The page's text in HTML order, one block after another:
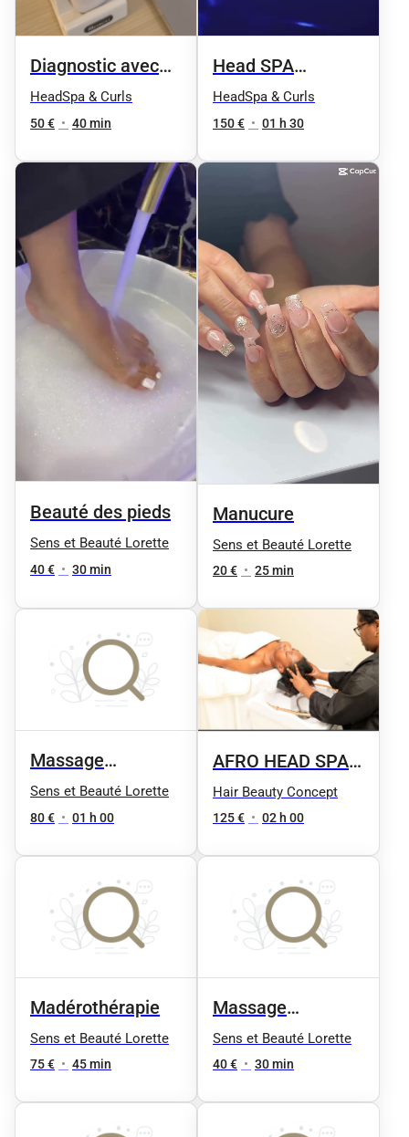
Diagnostic avec
caméra
(prévention,
HeadSpa & Curls
50 € • 40 min
Head SPA
HOMME soin
complet
HeadSpa & Curls
150 € • 01 h 30
Beauté des pieds
Sens et Beauté Lorette
40 € • 30 min
Manucure
Sens et Beauté Lorette
20 € • 25 min
Massage
californien 1h
Sens et Beauté Lorette
80 € • 01 h 00
AFRO HEAD SPA
DETOX LOCKS
Hair Beauty Concept
125 € • 02 h 00
Madérothérapie
Sens et Beauté Lorette
75 € • 45 min
Massage
californien 30min
Sens et Beauté Lorette
40 € • 30 min